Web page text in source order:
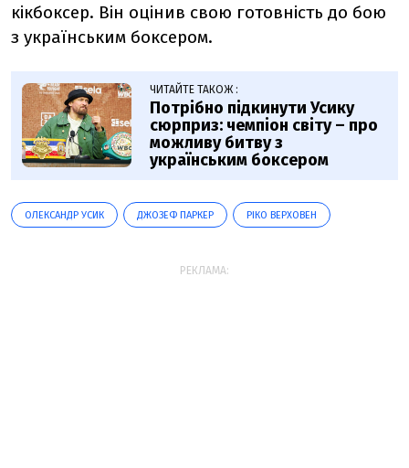
кікбоксер. Він оцінив свою готовність до бою
з українським боксером.
ЧИТАЙТЕ ТАКОЖ :
Потрібно підкинути Усику
сюрприз: чемпіон світу – про
можливу битву з
українським боксером
ОЛЕКСАНДР УСИК ДЖОЗЕФ ПАРКЕР РІКО ВЕРХОВЕН
РЕКЛАМА: